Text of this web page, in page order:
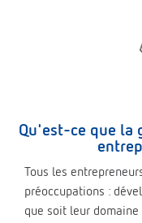
Qu'est-ce que la
Tous les
préoccupations :
que soit leur